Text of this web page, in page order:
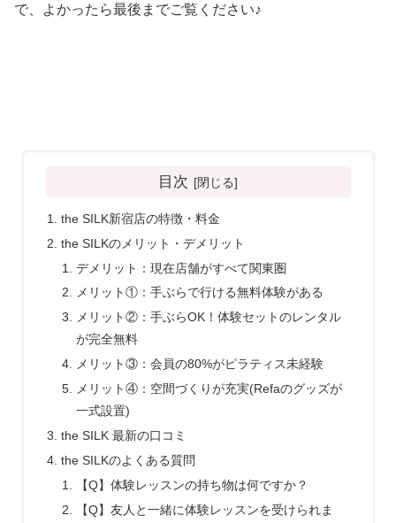
で、よかったら最後までご覧ください♪
目次
the SILK新宿店の特徴・料金
the SILKのメリット・デメリット
デメリット：現在店舗がすべて関東圏
メリット①：手ぶらで行ける無料体験がある
メリット②：手ぶらOK！体験セットのレンタル
が完全無料
メリット③：会員の80%がピラティス未経験
メリット④：空間づくりが充実(Refaのグッズが
一式設置)
the SILK 最新の口コミ
the SILKのよくある質問
【Q】体験レッスンの持ち物は何ですか？
【Q】友人と一緒に体験レッスンを受けられま